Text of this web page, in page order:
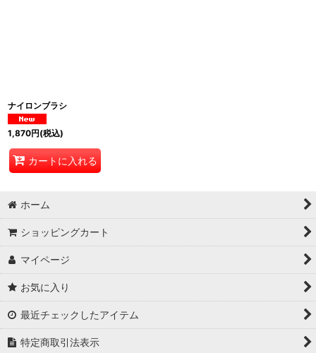
ナイロンブラシ
1,870円(税込)
カートに入れる
ホーム
ショッピングカート
マイページ
お気に入り
最近チェックしたアイテム
特定商取引法表示